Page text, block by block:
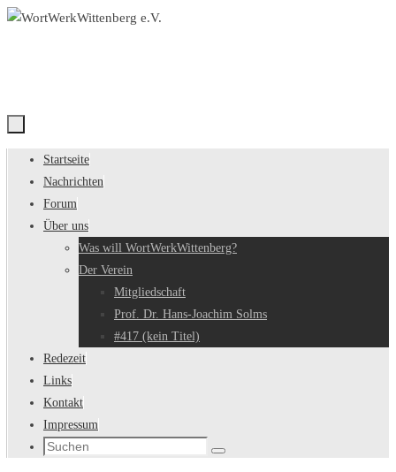
Zum
Zum
Inhalt
springen
Startseite
Nachrichten
Forum
Über uns
Was will WortWerkWittenberg?
Der Verein
Mitgliedschaft
Prof. Dr. Hans-Joachim Solms
#417 (kein Titel)
Redezeit
Links
Kontakt
Impressum
Suche
Suchen